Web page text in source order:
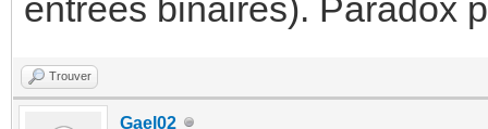
entrées binaires). Paradox
Trouver
Gael02